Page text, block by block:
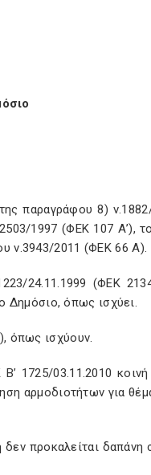
παραγράφου 8)
1997 (ΦΕΚ 107 Α’),
ν.3943/2011 (ΦΕΚ 66 Α).
24.11.1999 (ΦΕΚ
Δημόσιο, όπως ισχύει.
όπως ισχύουν.
1725/03.11.2010
αρμοδιοτήτων για
προκαλείται